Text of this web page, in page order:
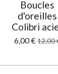
Boucles
d'oreilles
Colibri
6,00 € 12,00